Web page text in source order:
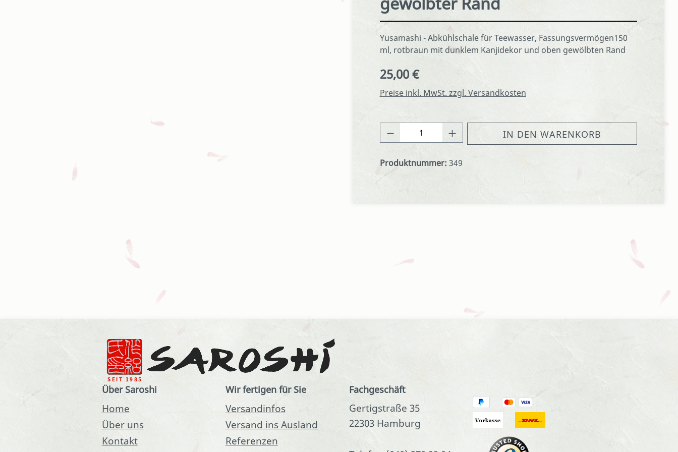
Yusamashi - Abkühlschale für Teewasser, Fassungsvermögen150
ml, rotbraun mit dunklem Kanjidekor und oben gewölbten Rand
Regulärer Preis:
25,00 €
Preise inkl. MwSt. zzgl. Versandkosten
Produkt Anzahl: Gib den gewünschten Wert ein
IN DEN WARENKORB
Produktnummer: 349
Über Saroshi
Home
Über uns
Kontakt
Wir fertigen für Sie
Versandinfos
Versand ins Ausland
Referenzen
Fachgeschäft
Gertigstraße 35
22303 Hamburg